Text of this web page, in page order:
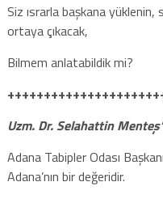
Siz ısrarla başkana
ortaya çıkacak,
Bilmem anlatabildik mi?
Uzm. Dr. Selahattin
Adana Tabipler Odası
Adana’nın bir değeridir.